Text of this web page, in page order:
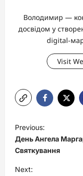
Володимир —
досвідом у
digital-
Visit
P
o
s
t
Previous:
День Ангела
Святкування
Next: